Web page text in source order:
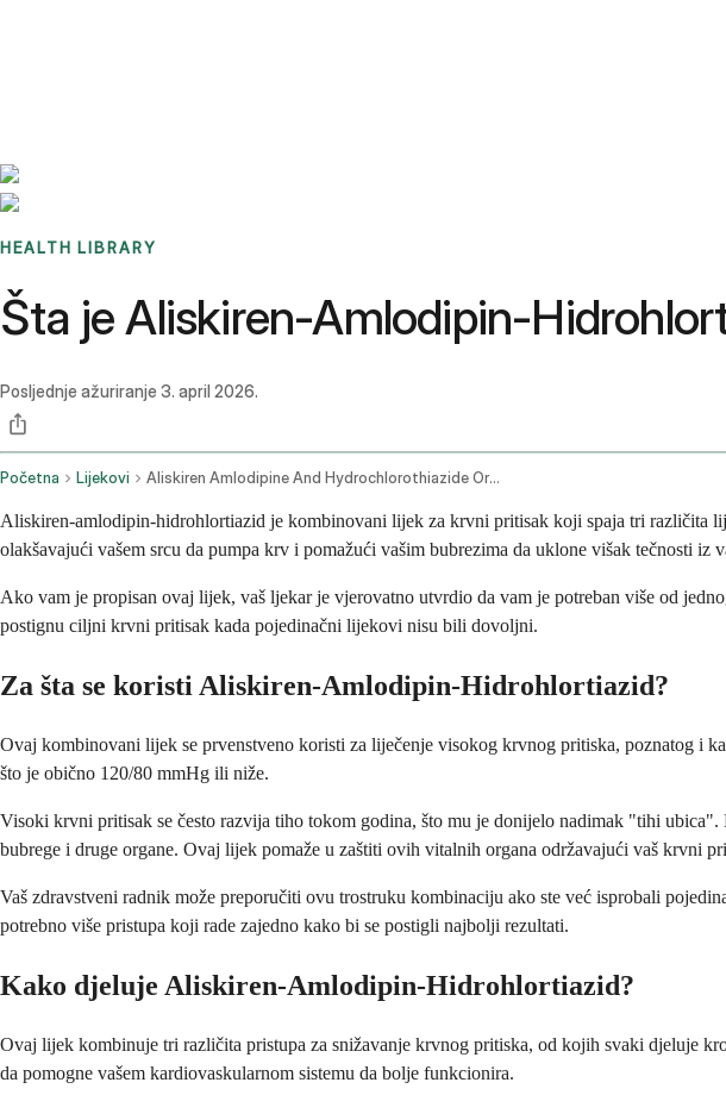
HEALTH LIBRARY
Šta je Aliskiren-Amlodipin-
Posljednje ažuriranje 3. april 2026.
Početna Lijekovi Aliskiren Amlodipine And Hydrochlorothiazide Oral Route
Aliskiren-amlodipin-hidrohlortiazid je kombinovani lijek za krvni pritisak koji spaja tri različita
olakšavajući vašem srcu da pumpa krv i pomažući vašim bubrezima da uklone višak tečnosti iz
Ako vam je propisan ovaj lijek, vaš ljekar je vjerovatno utvrdio da vam je potreban više od
postignu ciljni krvni pritisak kada pojedinačni lijekovi nisu bili dovoljni.
Za šta se koristi Aliskiren-Amlodipin-Hidrohlortiazid?
Ovaj kombinovani lijek se prvenstveno koristi za liječenje visokog krvnog pritiska, poznatog i
što je obično 120/80 mmHg ili niže.
Visoki krvni pritisak se često razvija tiho tokom godina, što mu je donijelo nadimak "tihi
bubrege i druge organe. Ovaj lijek pomaže u zaštiti ovih vitalnih organa održavajući vaš krvni
Vaš zdravstveni radnik može preporučiti ovu trostruku kombinaciju ako ste već isprobali
potrebno više pristupa koji rade zajedno kako bi se postigli najbolji rezultati.
Kako djeluje Aliskiren-Amlodipin-Hidrohlortiazid?
Ovaj lijek kombinuje tri različita pristupa za snižavanje krvnog pritiska, od kojih svaki djeluje
da pomogne vašem kardiovaskularnom sistemu da bolje funkcionira.